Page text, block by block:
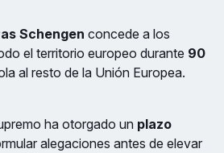
Schengen concede a los
el territorio europeo durante 90
al resto de la Unión Europea.
ha otorgado un plazo
alegaciones antes de elevar